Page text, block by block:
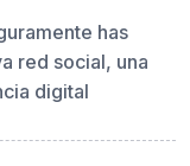
has
red social, una
digital